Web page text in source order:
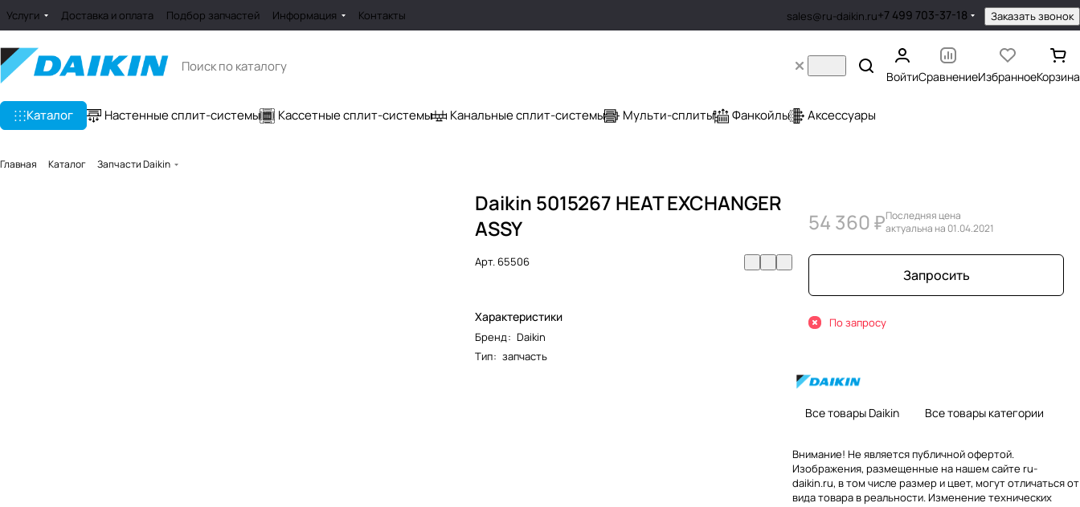
Услуги Доставка и оплата Подбор запчастей Информация Контакты sales@ru-daikin.ru+7 499 703-37-18 Заказать звонок
ВойтиСравнениеИзбранноеКорзина
Каталог Настенные сплит-системы Кассетные сплит-системы Канальные сплит-системы Мульти-сплиты Фанкойлы Аксессуары
Главная Каталог Запчасти Daikin
Daikin 5015267 HEAT EXCHANGER
ASSY
Арт.65506
Характеристики
Бренд: Daikin
Тип: запчасть
54 360 ₽Последняя цена
актуальна на 01.04.2021
Запросить
По запросу
Все товары Daikin Все товары категории
Внимание! Не является публичной офертой.
Изображения, размещенные на нашем сайте ru-
daikin.ru, в том числе размер и цвет, могут отличаться от
вида товара в реальности. Изменение технических